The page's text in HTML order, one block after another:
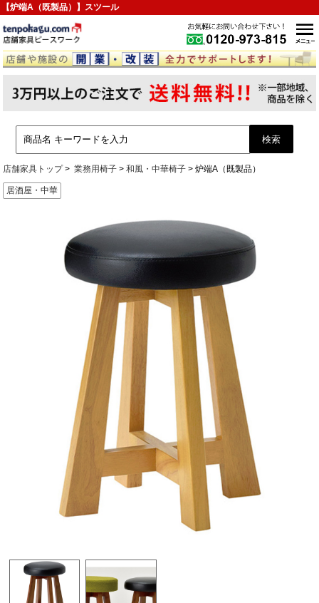
【炉端A（既製品）】スツール
店舗家具トップ 業務用椅子 和風・中華椅子 炉端A（既製品）
居酒屋・中華